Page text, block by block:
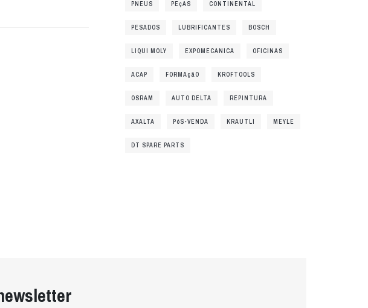
PNEUS PEçAS CONTINENTAL
PESADOS LUBRIFICANTES BOSCH
LIQUI MOLY EXPOMECANICA OFICINAS
ACAP FORMAçãO KROFTOOLS
OSRAM AUTO DELTA REPINTURA
AXALTA PóS-VENDA KRAUTLI MEYLE
DT SPARE PARTS